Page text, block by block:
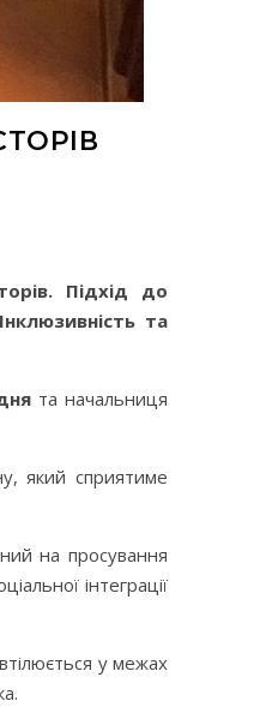
Підхід до
та
та начальниця
який сприятиме
на просування
інтеграції
у межах